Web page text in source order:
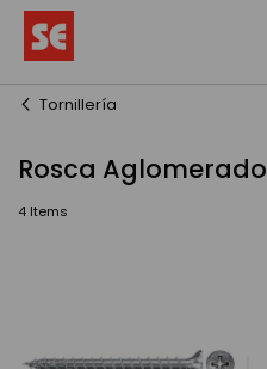
Content
Tornillería
Rosca Aglomerado
4 Items